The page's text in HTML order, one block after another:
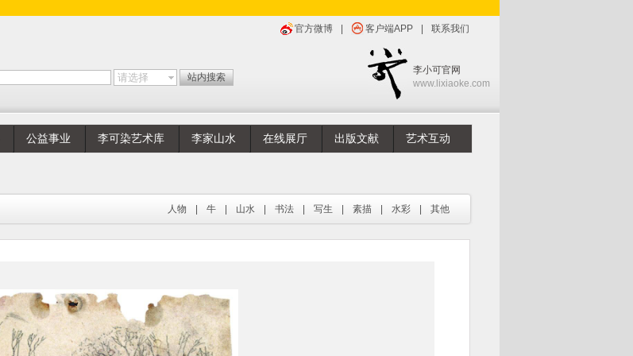
李小可官网
www.lixiaoke.com
官方微博 客户端APP 联系我们
公益事业 李可染艺术库 李家山水 在线展厅 出版文献 艺术互动
人物 牛 山水 书法 写生 素描 水彩 其他